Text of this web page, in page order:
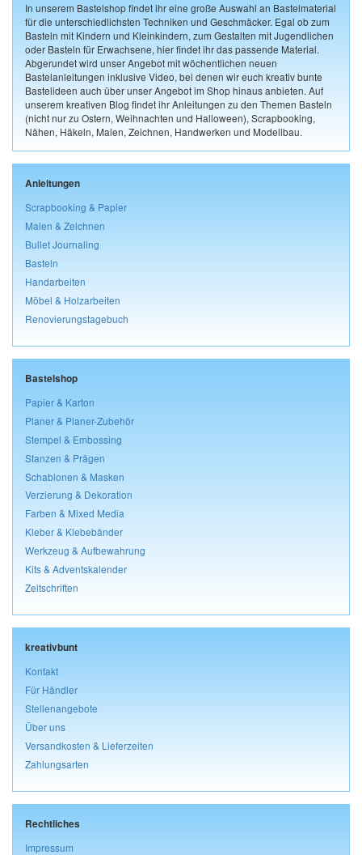
In unserem Bastelshop findet ihr eine große Auswahl an Bastelmaterial
für die unterschiedlichsten Techniken und Geschmäcker. Egal ob zum
Basteln mit Kindern und Kleinkindern, zum Gestalten mit Jugendlichen
oder Basteln für Erwachsene, hier findet ihr das passende Material.
Abgerundet wird unser Angebot mit wöchentlichen neuen
Bastelanleitungen inklusive Video, bei denen wir euch kreativ bunte
Bastelideen auch über unser Angebot im Shop hinaus anbieten. Auf
unserem kreativen Blog findet ihr Anleitungen zu den Themen Basteln
(nicht nur zu Ostern, Weihnachten und Halloween), Scrapbooking,
Nähen, Häkeln, Malen, Zeichnen, Handwerken und Modellbau.
Anleitungen
Scrapbooking & Papier
Malen & Zeichnen
Bullet Journaling
Basteln
Handarbeiten
Möbel & Holzarbeiten
Renovierungstagebuch
Bastelshop
Papier & Karton
Planer & Planer-Zubehör
Stempel & Embossing
Stanzen & Prägen
Schablonen & Masken
Verzierung & Dekoration
Farben & Mixed Media
Kleber & Klebebänder
Werkzeug & Aufbewahrung
Kits & Adventskalender
Zeitschriften
kreativbunt
Kontakt
Für Händler
Stellenangebote
Über uns
Versandkosten & Lieferzeiten
Zahlungsarten
Rechtliches
Impressum